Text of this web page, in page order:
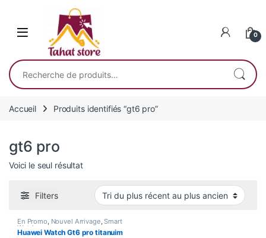
0
Recherche pour :
Accueil Produits identifiés “gt6 pro”
gt6 pro
Voici le seul résultat
Filters
En Promo, Nouvel Arrivage,Smart
Watch
Huawei Watch Gt6 pro titanuim